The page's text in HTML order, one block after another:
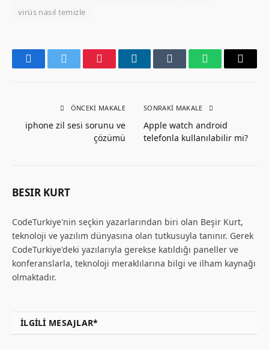
virüs nasıl temizle
FacebookTwitter PinterestLinkedInTumblr WhatsAppEmail
ÖNCEKI MAKALE
iphone zil sesi sorunu ve
çözümü
SONRAKI MAKALE
Apple watch android
telefonla kullanılabilir mi?
BESIR KURT
CodeTurkiye'nin seçkin yazarlarından biri olan Beşir Kurt,
teknoloji ve yazılım dünyasına olan tutkusuyla tanınır. Gerek
CodeTurkiye'deki yazılarıyla gerekse katıldığı paneller ve
konferanslarla, teknoloji meraklılarına bilgi ve ilham kaynağı
olmaktadır.
İLGILI MESAJLAR*